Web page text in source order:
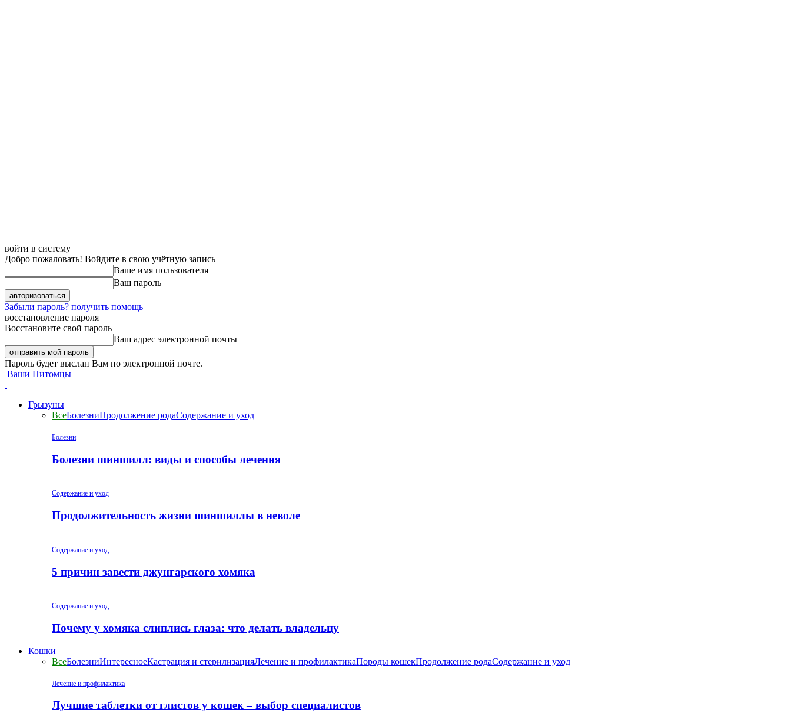
войти в систему
Добро пожаловать! Войдите в свою учётную запись
Ваше имя пользователя
Ваш пароль
Забыли пароль? получить помощь
восстановление пароля
Восстановите свой пароль
Ваш адрес электронной почты
Пароль будет выслан Вам по электронной почте.
Ваши Питомцы
Грызуны
ВсеБолезниПродолжение родаСодержание и уход
Болезни
Болезни шиншилл: виды и способы лечения
Содержание и уход
Продолжительность жизни шиншиллы в неволе
Содержание и уход
5 причин завести джунгарского хомяка
Содержание и уход
Почему у хомяка слиплись глаза: что делать владельцу
Кошки
ВсеБолезниИнтересноеКастрация и стерилизацияЛечение и профилактикаПороды кошекПродолжение родаСодержание и уход
Лечение и профилактика
Лучшие таблетки от глистов у кошек – выбор специалистов